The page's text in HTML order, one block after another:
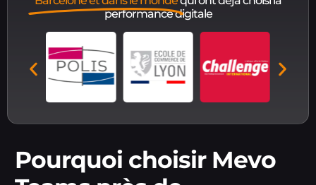
performance digitale
Pourquoi choisir Mevo